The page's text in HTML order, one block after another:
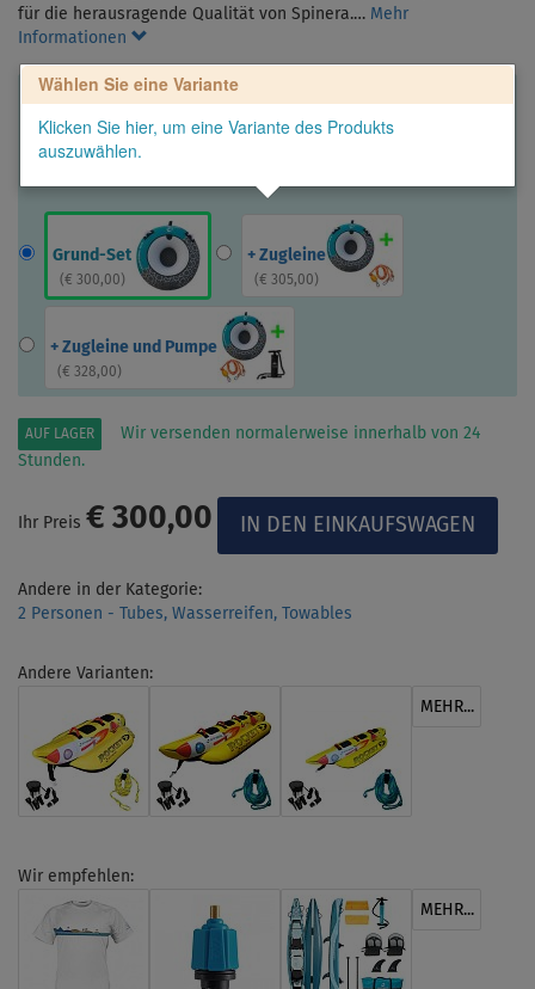
für die herausragende Qualität von Spinera.… Mehr
Informationen
Wählen Sie eine Variante
Klicken Sie hier, um eine Variante des Produkts
auszuwählen.
Grund-Set
( € 300,00)
+ Zugleine
( € 305,00)
+ Zugleine und Pumpe
( € 328,00)
AUF LAGER
Wir versenden normalerweise innerhalb von 24
Stunden.
Ihr Preis € 300,00
Andere in der Kategorie:
2 Personen - Tubes, Wasserreifen, Towables
Andere Varianten:
MEHR...
Wir empfehlen:
MEHR...